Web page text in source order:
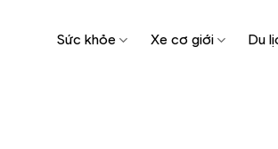
Sức khỏe Xe cơ giới Du